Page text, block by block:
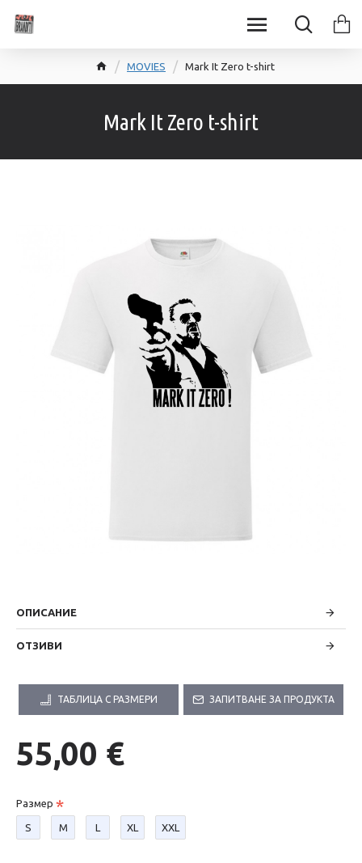
MOVIES Mark It Zero t-shirt
Mark It Zero t-shirt
ОПИСАНИЕ
ОТЗИВИ
ТАБЛИЦА С РАЗМЕРИ ЗАПИТВАНЕ ЗА ПРОДУКТА
55,00 €
Размер
S М L XL XXL